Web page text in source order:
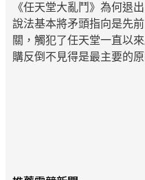
《任天堂大亂鬥》為何退
說法基本將矛頭指向是先
關，觸犯了任天堂一直以
購反倒不見得是最主要的原